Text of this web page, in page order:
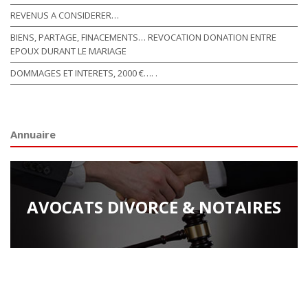
REVENUS A CONSIDERER…
BIENS, PARTAGE, FINACEMENTS… REVOCATION DONATION ENTRE
EPOUX DURANT LE MARIAGE
DOMMAGES ET INTERETS, 2000 €…. .
Annuaire
AVOCATS DIVORCE & NOTAIRES